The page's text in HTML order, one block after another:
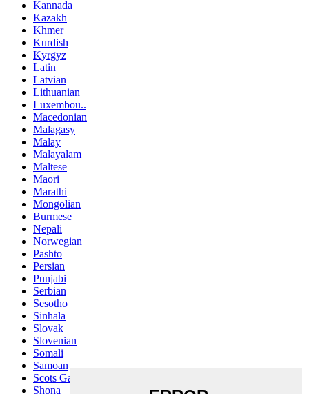
Kannada
Kazakh
Khmer
Kurdish
Kyrgyz
Latin
Latvian
Lithuanian
Luxembou..
Macedonian
Malagasy
Malay
Malayalam
Maltese
Maori
Marathi
Mongolian
Burmese
Nepali
Norwegian
Pashto
Persian
Punjabi
Serbian
Sesotho
Sinhala
Slovak
Slovenian
Somali
Samoan
Scots Gaelic
Shona